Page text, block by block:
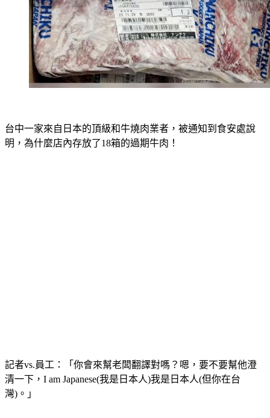
台中一家來自日本的頂級和牛燒肉業者，被通知到食安處說
明，為什麼店內存放了18箱的過期牛肉！
記者vs.員工：「你會來幫老闆翻譯對嗎？嗯，要不要幫他澄
清一下，I am Japanese(我是日本人)我是日本人(但你在台
灣)。」